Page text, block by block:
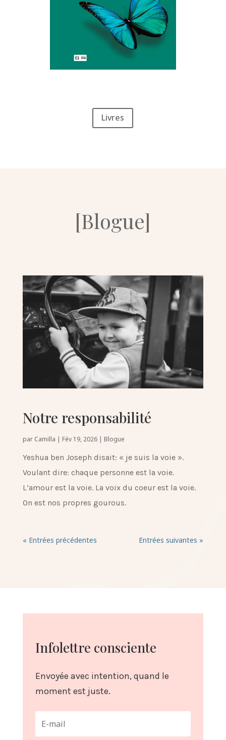
Livres
[Blogue]
Notre responsabilité
par Camilla | Fév 19, 2026| Blogue
Yeshua ben Joseph disait: « je suis la voie ».
Voulant dire: chaque personne est la voie.
L’amour est la voie. La voix du coeur est la voie.
On est nos propres gourous.
« Entrées précédentes Entrées suivantes »
Infolettre consciente
Envoyée avec intention, quand le
moment est juste.